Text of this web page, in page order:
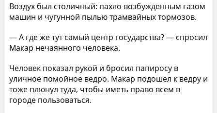
Воздух был столичный: пахло возбужденным газом
машин и чугунной пылью трамвайных тормозов.
— А где же тут самый центр государства? — спросил
Макар нечаянного человека.
Человек показал рукой и бросил папиросу в
уличное помойное ведро. Макар подошел к ведру и
тоже плюнул туда, чтобы иметь право всем в
городе пользоваться.